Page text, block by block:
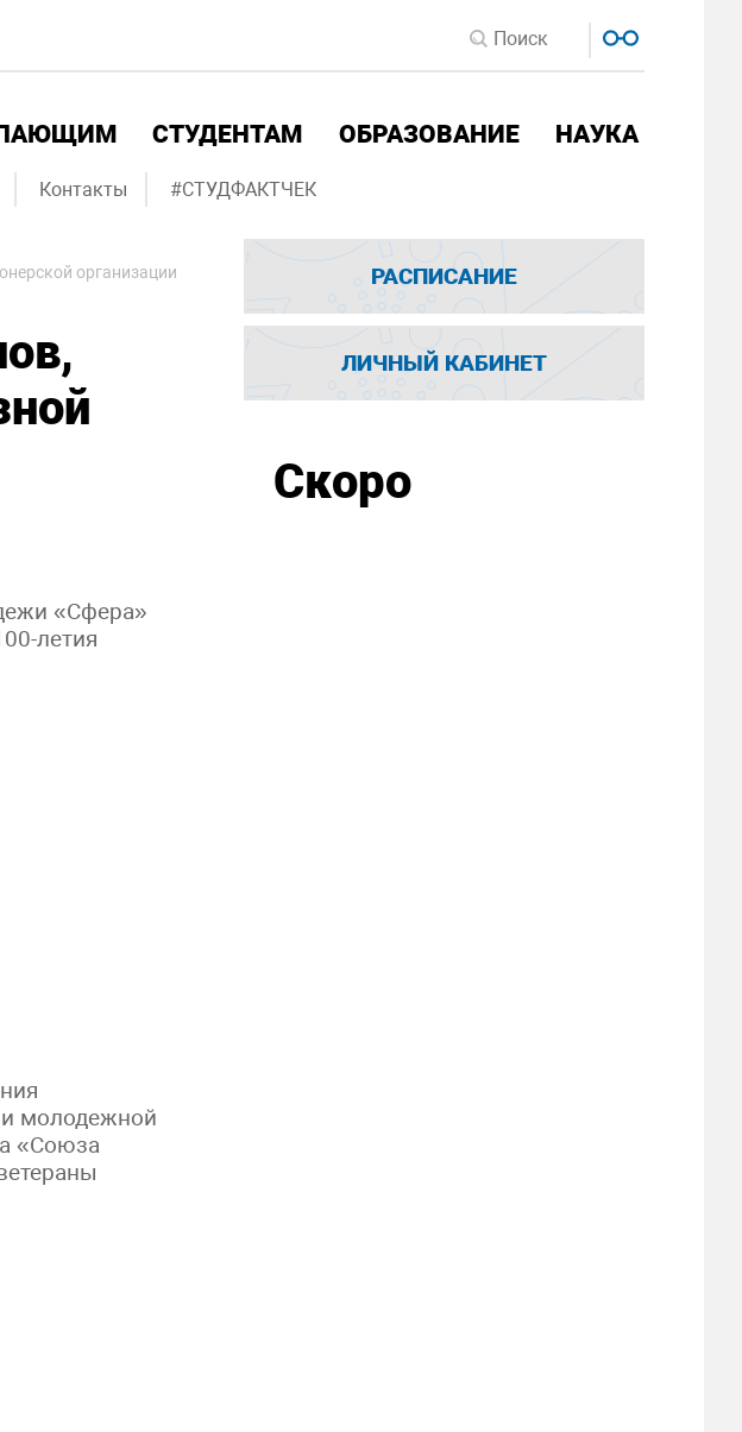
СТУДЕНТАМ ОБРАЗОВАНИЕ НАУКА
Контакты #СТУДФАКТЧЕК
организации
«Сфера»
летия
молодежной
«Союза
РАСПИСАНИЕ
ЛИЧНЫЙ КАБИНЕТ
Скоро